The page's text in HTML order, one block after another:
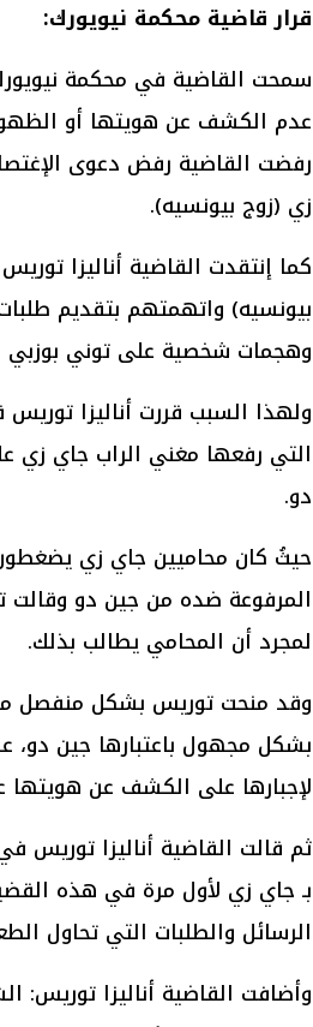
قرار قاضية محكمة نيويورك:
سمحت القاضية في محكمة
عدم الكشف عن هويتها أو
رفضت القاضية رفض دعوى
زي (زوج بيونسيه).
كما إنتقدت القاضية أناليزا
بيونسيه) واتهمتهم بتقديم
وهجمات شخصية على توني بوزبي
ولهذا السبب قررت أناليزا
التي رفعها مغني الراب جاي زي
دو.
حيثُ كان محاميين جاي زي
المرفوعة ضده من جين دو وقالت
لمجرد أن المحامي يطالب بذلك.
وقد منحت توريس بشكل منفصل
بشكل مجهول باعتبارها جين دو،
لإجبارها على الكشف عن هويتها
ثم قالت القاضية أناليزا
بـ جاي زي لأول مرة في هذه
الرسائل والطلبات التي تحاول
وأضافت القاضية أناليزا